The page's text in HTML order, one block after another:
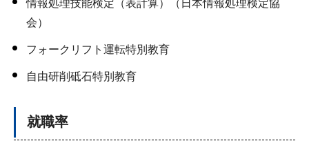
情報処理技能検定（表計算）（日本情報処理検定協
会）
フォークリフト運転特別教育
自由研削砥石特別教育
就職率